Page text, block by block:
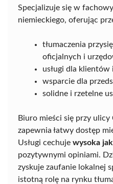
Specjalizuje się w
niemieckiego, oferując
tłumaczenia
oficjalnych i
usługi dla
wsparcie dla
solidne i rzetelne
Biuro mieści się przy
zapewnia łatwy dostęp
Usługi cechuje wysoka
pozytywnymi opiniami.
zyskuje zaufanie lokalnej
istotną rolę na rynku